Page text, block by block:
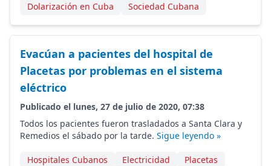
Dolarización en Cuba
Sociedad Cubana
Evacúan a pacientes del hospital de
Placetas por problemas en el sistema
eléctrico
Publicado el lunes, 27 de julio de 2020, 07:38
Todos los pacientes fueron trasladados a Santa Clara y
Remedios el sábado por la tarde. Sigue leyendo »
Hospitales Cubanos Electricidad
Placetas